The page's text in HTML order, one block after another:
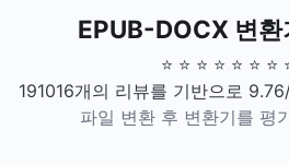
EPUB-DOCX 변환
⭐ ⭐ ⭐ ⭐ ⭐ ⭐ ⭐
191016개의 리뷰를 기반으로
파일 변환 후 변환기를 평